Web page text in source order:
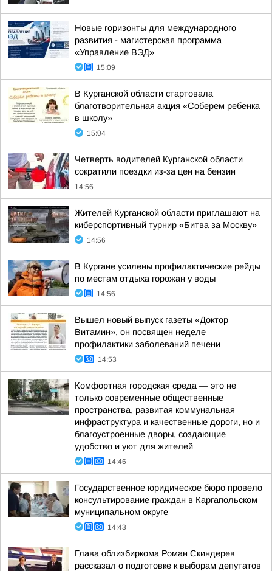
Новые горизонты для международного
развития - магистерская программа
«Управление ВЭД»
15:09
В Курганской области стартовала
благотворительная акция «Соберем ребенка
в школу»
15:04
Четверть водителей Курганской области
сократили поездки из-за цен на бензин
14:56
Жителей Курганской области приглашают на
киберспортивный турнир «Битва за Москву»
14:56
В Кургане усилены профилактические рейды
по местам отдыха горожан у воды
14:56
Вышел новый выпуск газеты «Доктор
Витамин», он посвящен неделе
профилактики заболеваний печени
14:53
Комфортная городская среда — это не
только современные общественные
пространства, развитая коммунальная
инфраструктура и качественные дороги, но и
благоустроенные дворы, создающие
удобство и уют для жителей
14:46
Государственное юридическое бюро провело
консультирование граждан в Каргапольском
муниципальном округе
14:43
Глава облизбиркома Роман Скиндерев
рассказал о подготовке к выборам депутатов